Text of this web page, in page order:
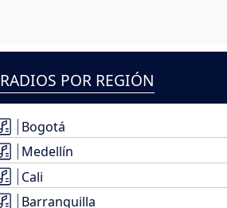
RADIOS POR REGIÓN
Bogotá
Medellín
Cali
Barranquilla